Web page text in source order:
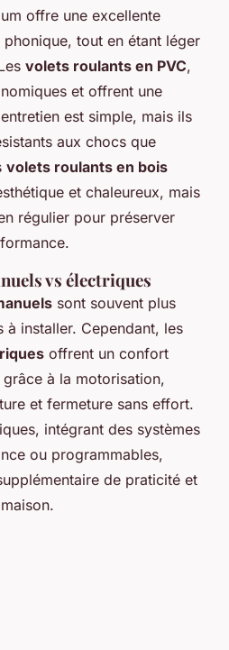
offre une excellente
tout en étant léger
volets roulants en PVC,
et offrent une
est simple, mais ils
aux chocs que
volets roulants en bois
et chaleureux, mais
régulier pour préserver
vs électriques
sont souvent plus
à installer. Cependant, les
offrent un confort
à la motorisation,
et fermeture sans effort.
intégrant des systèmes
ou programmables,
de praticité et